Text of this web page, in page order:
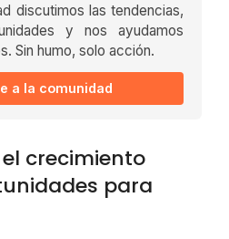
discutimos las tendencias,
y nos ayudamos
Sin humo, solo acción.
a la comunidad
crecimiento
para